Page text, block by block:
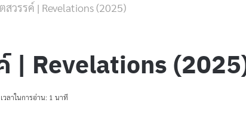
สวรรค์ | Revelations (2025)
| Revelations
เวลาในการอ่าน: 1 นาที